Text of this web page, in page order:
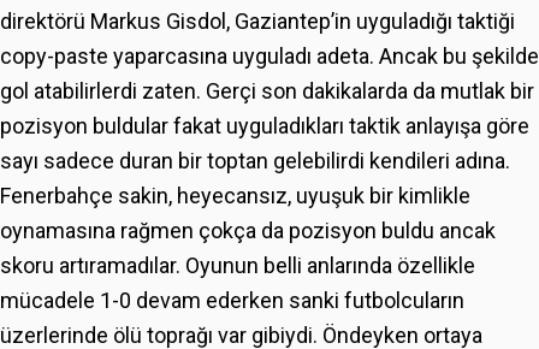
direktörü Markus Gisdol, Gaziantep’in uyguladığı taktiği
copy-paste yaparcasına uyguladı adeta. Ancak bu şekilde
gol atabilirlerdi zaten. Gerçi son dakikalarda da mutlak bir
pozisyon buldular fakat uyguladıkları taktik anlayışa göre
sayı sadece duran bir toptan gelebilirdi kendileri adına.
Fenerbahçe sakin, heyecansız, uyuşuk bir kimlikle
oynamasına rağmen çokça da pozisyon buldu ancak
skoru artıramadılar. Oyunun belli anlarında özellikle
mücadele 1-0 devam ederken sanki futbolcuların
üzerlerinde ölü toprağı var gibiydi. Öndeyken ortaya